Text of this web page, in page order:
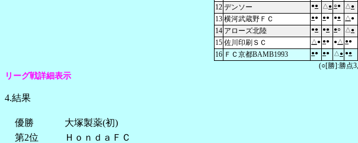
12 デンソー ●● △ ● ○● △ ●
13 横河武蔵野ＦＣ ●● ●● ●● △ ●
14 アローズ北陸 ●● ●● ●○ △ ●
15 佐川印刷ＳＣ △ ● ●● ●△ ●●
16 ＦＣ京都BAMB1993 ●● ●● △ ● ●●
(○[勝]:勝点
リーグ戦詳細表示
4.結果
優勝
大塚製薬(初)
第2位
ＨｏｎｄａＦＣ